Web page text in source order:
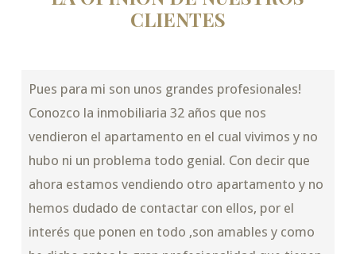
CLIENTES
Pues para mi son unos grandes profesionales!
Conozco la inmobiliaria 32 años que nos
vendieron el apartamento en el cual vivimos y no
hubo ni un problema todo genial. Con decir que
ahora estamos vendiendo otro apartamento y no
hemos dudado de contactar con ellos, por el
interés que ponen en todo ,son amables y como